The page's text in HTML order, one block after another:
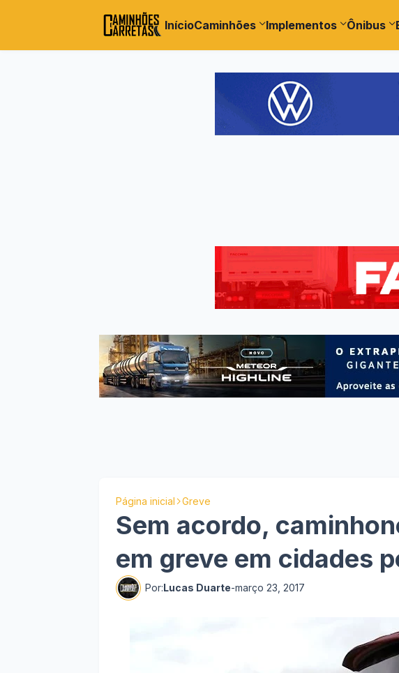
InícioCaminhões Implementos Ônibus
Página inicial Greve
Sem acordo,
em greve em cidades
Por:Lucas Duarte-março 23, 2017